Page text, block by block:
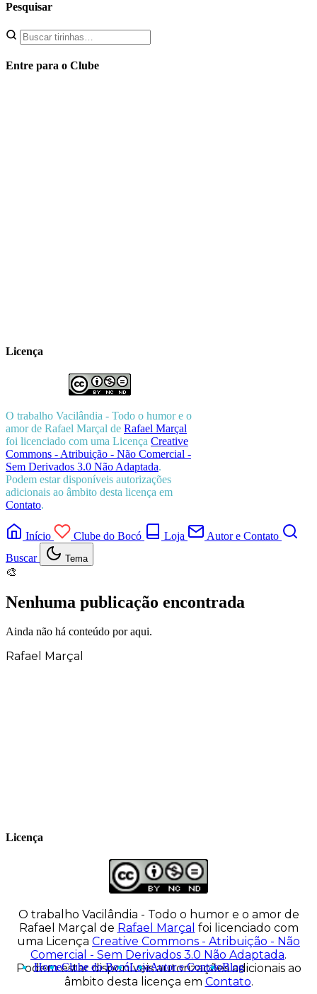
Pesquisar
Entre para o Clube
Licença
O trabalho Vacilândia - Todo o humor e o
amor de Rafael Marçal de Rafael Marçal
foi licenciado com uma Licença Creative
Commons - Atribuição - Não Comercial -
Sem Derivados 3.0 Não Adaptada.
Podem estar disponíveis autorizações
adicionais ao âmbito desta licença em
Contato.
Início Clube do Bocó Loja
Autor e Contato
Buscar
Tema
🎨
Nenhuma publicação encontrada
Ainda não há conteúdo por aqui.
Rafael Marçal
Licença
O trabalho Vacilândia - Todo o humor e o amor de
Rafael Marçal de Rafael Marçal foi licenciado com
uma Licença Creative Commons - Atribuição - Não
Comercial - Sem Derivados 3.0 Não Adaptada.
Podem estar disponíveis autorizações adicionais ao
âmbito desta licença em Contato.
HomeClube do BocóLojaAutor e ContatoBlog